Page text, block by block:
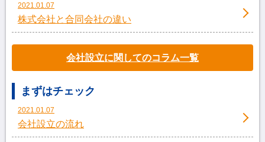
2021.01.07
株式会社と合同会社の違い
会社設立に関してのコラム一覧
まずはチェック
2021.01.07
会社設立の流れ